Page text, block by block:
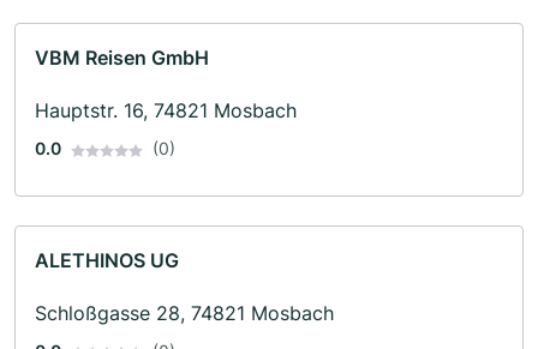
VBM Reisen GmbH
Hauptstr. 16, 74821 Mosbach
0.0 (0)
ALETHINOS UG
Schloßgasse 28, 74821 Mosbach